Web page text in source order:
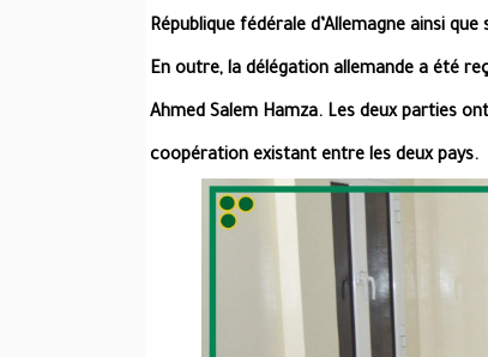
République fédérale d’Allemagne ainsi
En outre, la délégation allemande a été
Ahmed Salem Hamza. Les deux parties
coopération existant entre les deux pays.